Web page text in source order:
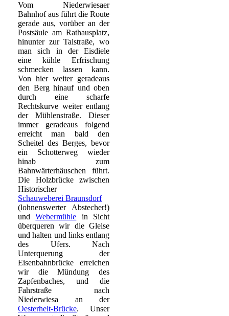
Vom Niederwiesaer
Bahnhof aus führt die Route
gerade aus, vorüber an der
Postsäule am Rathausplatz,
hinunter zur Talstraße, wo
man sich in der Eisdiele
eine kühle Erfrischung
schmecken lassen kann.
Von hier weiter geradeaus
den Berg hinauf und oben
durch eine scharfe
Rechtskurve weiter entlang
der Mühlenstraße. Dieser
immer geradeaus folgend
erreicht man bald den
Scheitel des Berges, bevor
ein Schotterweg wieder
hinab zum
Bahnwärterhäuschen führt.
Die Holzbrücke zwischen
Historischer
Schauweberei Braunsdorf
(lohnenswerter Abstecher!)
undWebermühle in Sicht
überqueren wir die Gleise
und halten und links entlang
des Ufers. Nach
Unterquerung der
Eisenbahnbrücke erreichen
wir die Mündung des
Zapfenbaches, und die
Fahrstraße nach
Niederwiesa an der
Oesterhelt-Brücke. Unser